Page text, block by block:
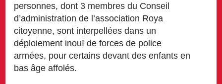
personnes, dont 3 membres du Conseil
d’administration de l’association Roya
citoyenne, sont interpellées dans un
déploiement inouï de forces de police
armées, pour certains devant des enfants en
bas âge affolés.